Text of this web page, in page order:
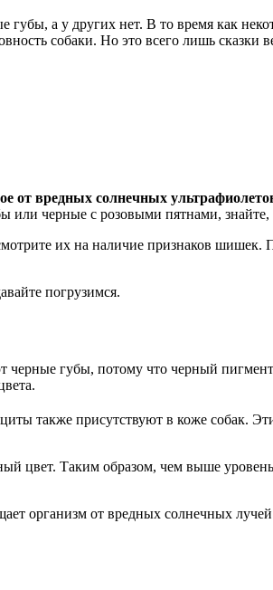
а у других нет. В то время как
собаки. Но это всего лишь сказки
от вредных солнечных
черные с розовыми пятнами, знайте,
их на наличие признаков шишек.
погрузимся.
губы, потому что черный
также присутствуют в коже собак.
цвет. Таким образом, чем выше
организм от вредных солнечных